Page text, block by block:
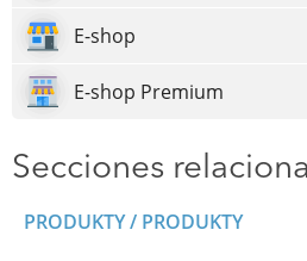
E-shop
E-shop Premium
Secciones
PRODUKTY / PRODUKTY